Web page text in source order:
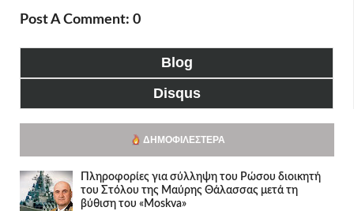
Post A Comment: 0
Blog
Disqus
ΔΗΜΟΦΙΛΈΣΤΕΡΑ
Πληροφορίες για σύλληψη του Ρώσου διοικητή
του Στόλου της Mαύρης Θάλασσας μετά τη
βύθιση του «Moskva»